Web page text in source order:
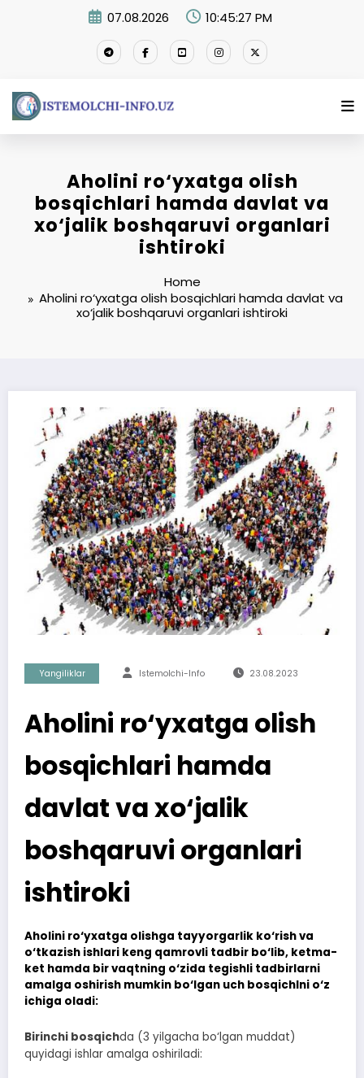
07.08.2026 10:45:27 PM
Aholini ro‘yxatga olish
bosqichlari hamda davlat va
xo‘jalik boshqaruvi organlari
ishtiroki
Home
Aholini ro‘yxatga olish bosqichlari hamda davlat va
xo‘jalik boshqaruvi organlari ishtiroki
Yangiliklar Istemolchi-Info 23.08.2023
Aholini ro‘yxatga olish
bosqichlari hamda
davlat va xo‘jalik
boshqaruvi organlari
ishtiroki
Aholini ro‘yxatga olishga tayyorgarlik ko‘rish va
o‘tkazish ishlari keng qamrovli tadbir bo‘lib, ketma-
ket hamda bir vaqtning o‘zida tegishli tadbirlarni
amalga oshirish mumkin bo‘lgan uch bosqichlni o‘z
ichiga oladi:
Birinchi bosqichda (3 yilgacha bo‘lgan muddat)
quyidagi ishlar amalga oshiriladi: